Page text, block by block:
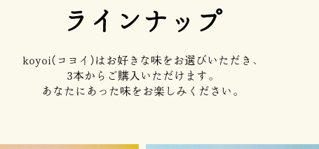
ラインナップ
koyoi(コヨイ)はお好きな味を お選びいただき、
3本からご購入いただけます。
あなたにあった味をお楽しみください。